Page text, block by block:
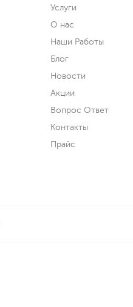
Услуги
О нас
Наши Работы
Блог
Новости
Акции
Вопрос Ответ
Контакты
Прайс